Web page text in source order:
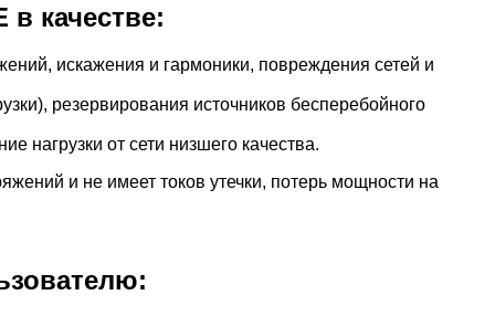
в качестве:
искажения и гармоники, повреждения сетей и
резервирования источников бесперебойного
нагрузки от сети низшего качества.
и не имеет токов утечки, потерь мощности на